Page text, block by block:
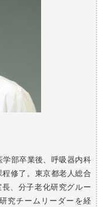
部卒業後、呼吸器内科
修了。東京都老人総合
、分子老化研究グルー
究チームリーダーを経